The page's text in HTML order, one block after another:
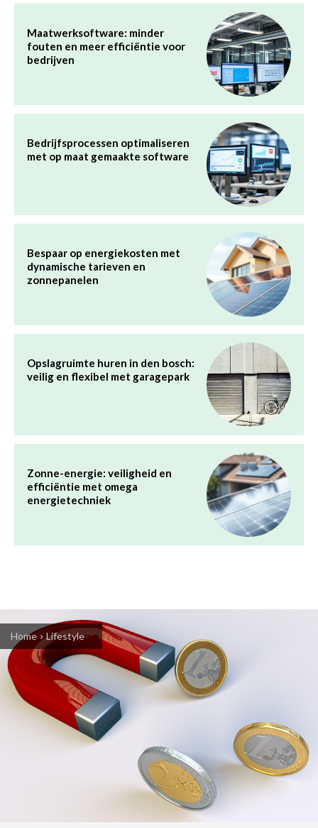
Maatwerksoftware: minder
fouten en meer efficiëntie voor
bedrijven
Bedrijfsprocessen optimaliseren
met op maat gemaakte software
Bespaar op energiekosten met
dynamische tarieven en
zonnepanelen
Opslagruimte huren in den bosch:
veilig en flexibel met garagepark
Zonne-energie: veiligheid en
efficiëntie met omega
energietechniek